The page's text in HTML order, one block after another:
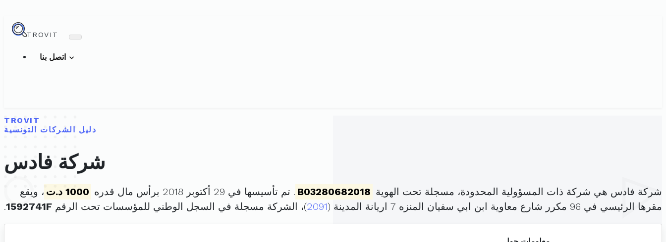
TROVIT
TROVIT
دليل الشركات التونسية
شركة فادس
شركة فادس هي شركة ذات المسؤولية المحدودة، مسجلة تحت الهوية B03280682018 . تم تأسيسها في 29 أكتوبر 2018 برأس مال قدره 1000 د.ت
، ويقع
مقرها الرئيسي في 96 مكرر شارع معاوية ابن ابي سفيان المنزه 7 اريانة المدينة (
2091)، الشركة مسجلة في السجل الوطني للمؤسسات تحت الرقم 1592741F
.